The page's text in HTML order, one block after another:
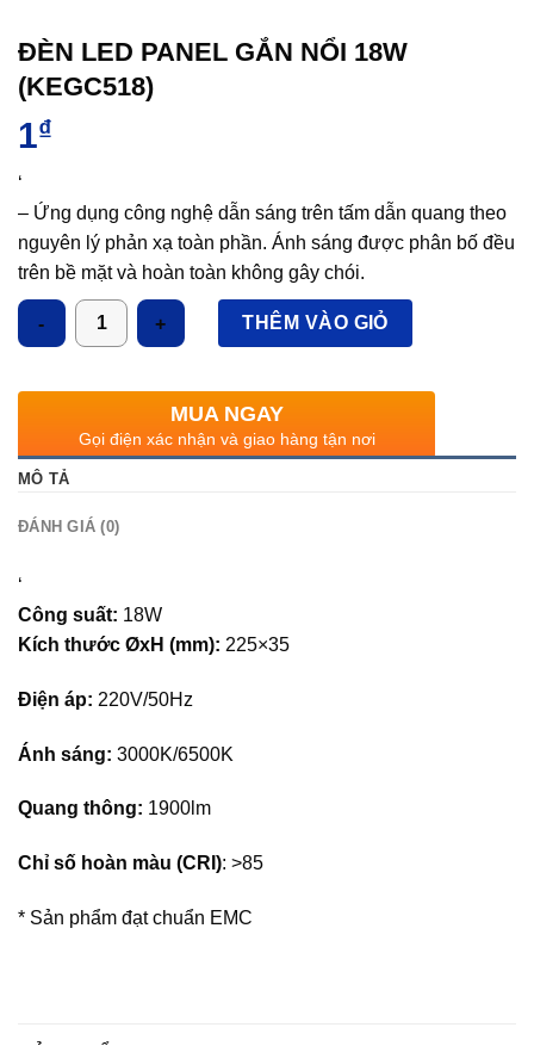
ĐÈN LED PANEL GẮN NỔI 18W
(KEGC518)
1₫
‘
– Ứng dụng công nghệ dẫn sáng trên tấm dẫn quang theo
nguyên lý phản xạ toàn phần. Ánh sáng được phân bố đều
trên bề mặt và hoàn toàn không gây chói.
– Sử dụng chip LED chất lượng cao, tuổi thọ 50.000 giờ,
– Chỉ số hoàn màu cao Ra > 80.
– Với thiết kế mỏng, sang trọng, kết hợp giữa công nghệ,
– Đèn LED Panel được ứng dụng rộng rãi vào các lĩnh
được yêu cầu tiết kiệm điện và mang lại hiệu quả chiếu
* Khuyến cáo: Thời gian sử dụng trung bình tối đa 12
Số lượng
THÊM VÀO GIỎ
MUA NGAY
Gọi điện xác nhận và giao hàng tận nơi
MÔ TẢ
ĐÁNH GIÁ (0)
‘
Công suất: 18W
Kích thước ØxH (mm): 225×35
Điện áp: 220V/50Hz
Ánh sáng: 3000K/6500K
Quang thông: 1900lm
Chỉ số hoàn màu (CRI): >85
* Sản phẩm đạt chuẩn EMC